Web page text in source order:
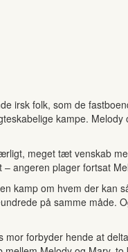
irsk folk, som de
kampe. Melody
meget tæt venskab
angeren plager fortsat
kamp om hvem der kan
på samme måde.
forbyder hende at